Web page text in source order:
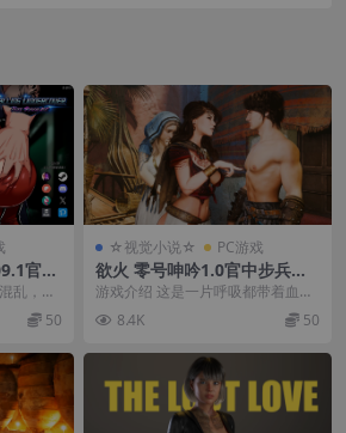
官中
画风
5.38
乱，犯
挣扎
50
☆视觉小说☆ PC游戏
欲火 零号呻吟1.0官中步兵版
【PC+安卓模拟器+欧美SLG/
精品沙盒】/Horny Zero Moa
n【3.7G】
游戏介绍 这是一片呼吸都带着血腥
味的土地。 在这里，巨兽的嘶吼是
晨钟，藤蔓的绞杀...
8.4K 50